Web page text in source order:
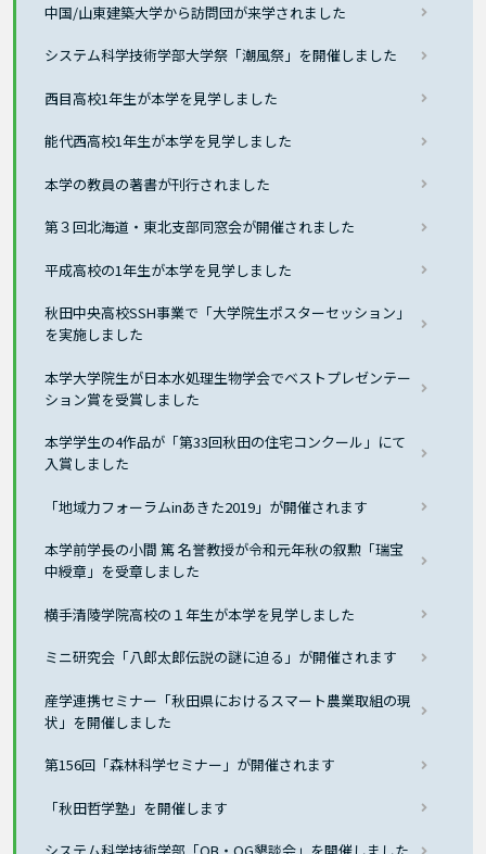
中国/山東建築大学から訪問団が来学されました
システム科学技術学部大学祭「潮風祭」を開催しました
西目高校1年生が本学を見学しました
能代西高校1年生が本学を見学しました
本学の教員の著書が刊行されました
第３回北海道・東北支部同窓会が開催されました
平成高校の1年生が本学を見学しました
秋田中央高校SSH事業で「大学院生ポスターセッション」
を実施しました
本学大学院生が日本水処理生物学会でベストプレゼンテー
ション賞を受賞しました
本学学生の4作品が「第33回秋田の住宅コンクール」にて
入賞しました
「地域力フォーラムinあきた2019」が開催されます
本学前学長の小間 篤 名誉教授が令和元年秋の叙勲「瑞宝
中綬章」を受章しました
横手清陵学院高校の１年生が本学を見学しました
ミニ研究会「八郎太郎伝説の謎に迫る」が開催されます
産学連携セミナー「秋田県におけるスマート農業取組の現
状」を開催しました
第156回「森林科学セミナー」が開催されます
「秋田哲学塾」を開催します